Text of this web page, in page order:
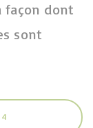
façon dont
sont